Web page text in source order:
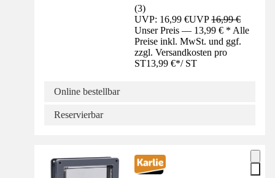
(3)
UVP: 16,99 €UVP16,99 €
Unser Preis — 13,99 € * Alle
Preise inkl. MwSt. und ggf.
zzgl. Versandkosten pro
ST13,99 €*/ ST
Online bestellbar
Reservierbar